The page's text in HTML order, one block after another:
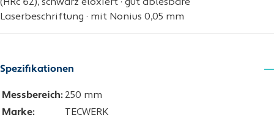
(HRc 62), schwarz eloxiert · gut ablesbare
Laserbeschriftung · mit Nonius 0,05 mm
Spezifikationen
Messbereich: 250 mm
Marke:
TECWERK